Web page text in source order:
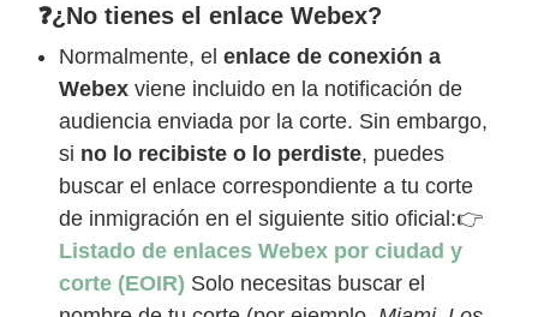
❓¿No tienes el enlace Webex?
Normalmente, el enlace de conexión a
Webex viene incluido en la notificación de
audiencia enviada por la corte. Sin embargo,
si no lo recibiste o lo perdiste, puedes
buscar el enlace correspondiente a tu corte
de inmigración en el siguiente sitio oficial:👉
Listado de enlaces Webex por ciudad y
corte (EOIR) Solo necesitas buscar el